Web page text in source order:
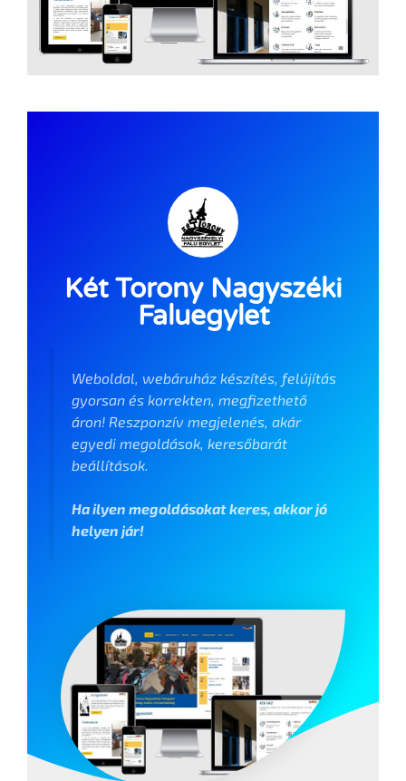
Két Torony Nagyszéki
Faluegylet
Weboldal, webáruház készítés, felújítás
gyorsan és korrekten, megfizethető
áron! Reszponzív megjelenés, akár
egyedi megoldások, keresőbarát
beállítások.
Ha ilyen megoldásokat keres, akkor jó
helyen jár!